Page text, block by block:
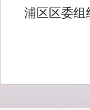
浦区区委组